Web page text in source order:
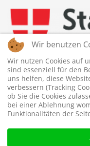
Wir benutzen
Wir nutzen Cookies auf
sind essenziell für den
uns helfen, diese
verbessern (Tracking
ob Sie die Cookies
bei einer Ablehnung
Funktionalitäten der